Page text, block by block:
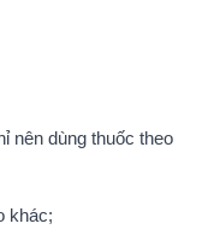
nên dùng thuốc theo
khác;